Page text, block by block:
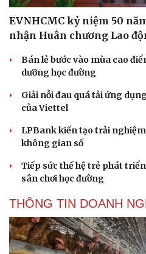
EVNHCMC kỷ niệm 50
nhận Huân chương Lao
Bán lẻ bước vào mùa cao
dưỡng học đường
Giải nỗi đau quá tải ứng
của Viettel
LPBank kiến tạo trải
không gian số
Tiếp sức thế hệ trẻ phát
sân chơi học đường
THÔNG TIN DOANH